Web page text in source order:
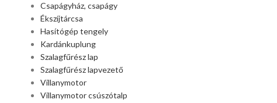
Csapágyház, csapágy
Ékszíjtárcsa
Hasítógép tengely
Kardánkuplung
Szalagfűrész lap
Szalagfűrész lapvezető
Villanymotor
Villanymotor csúszótalp